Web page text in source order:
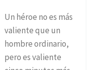
Un héroe no es más
valiente que un
hombre ordinario,
pero es valiente